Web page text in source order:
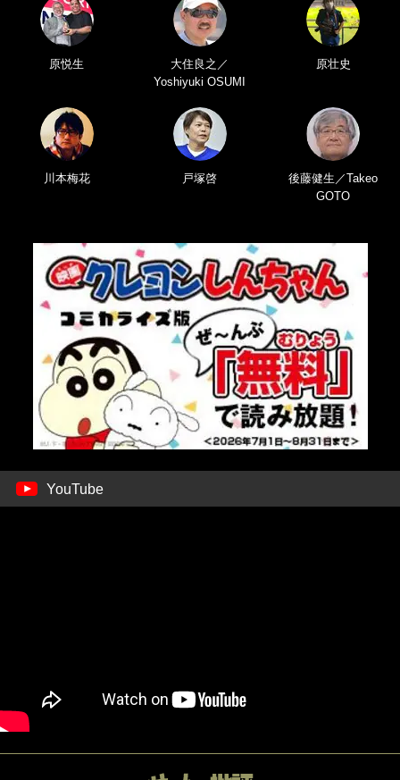
原悦生
大住良之／
Yoshiyuki OSUMI
原壮史
川本梅花 戸塚啓
後藤健生／Takeo
GOTO
YouTube